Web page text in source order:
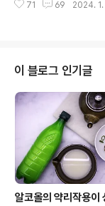
그 힘을 잃는다. 당근을 기
통째로 찌거나 삶아서 소
리하는 것이 좋다. 영양도
이 바로 치즈다. 치즈는
으로 단백질과 지방이 많
들어 있고, 칼슘, 인 등이
보완 작용을 해 영양의 상
이 높으면..
71 69 2024. 1.
이 블로그 인기글
알코올의 약리작용